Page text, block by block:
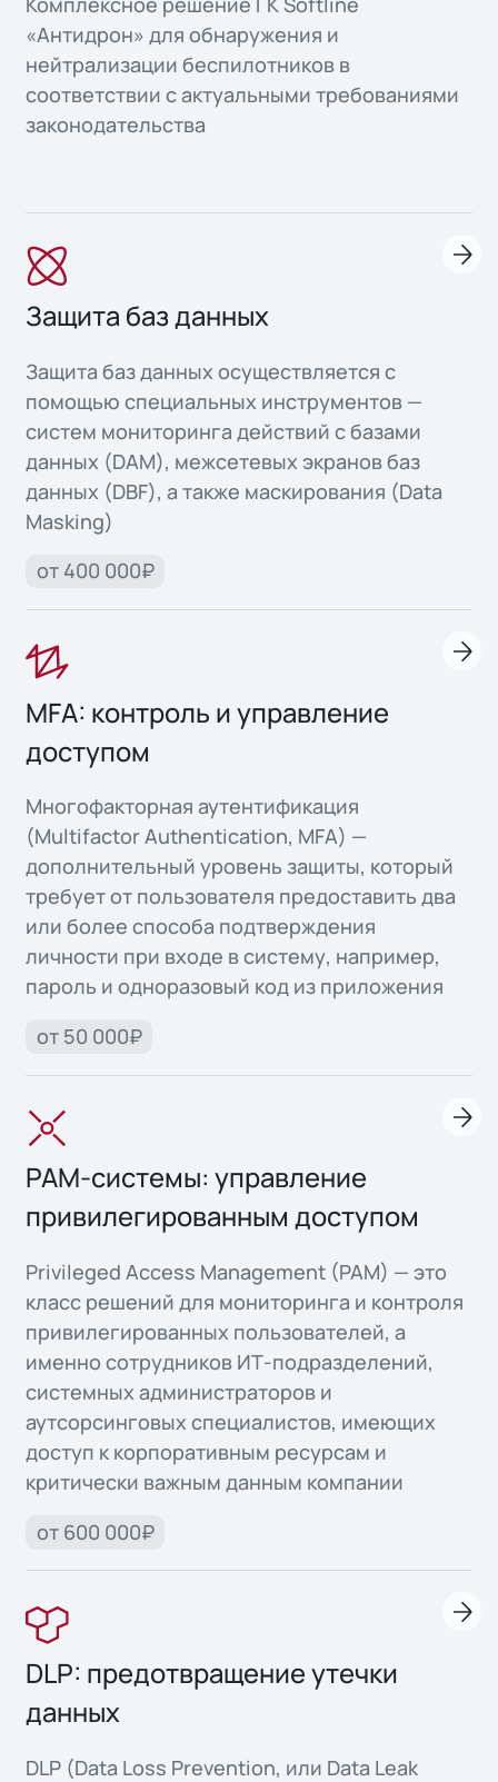
«Антидрон» для обнаружения и
нейтрализации беспилотников в
соответствии с актуальными требованиями
законодательства
Защита баз данных
Защита баз данных осуществляется с
помощью специальных инструментов —
систем мониторинга действий с базами
данных (DAM), межсетевых экранов баз
данных (DBF), а также маскирования (Data
Masking)
от 400 000₽
MFA: контроль и управление
доступом
Многофакторная аутентификация
(Multifactor Authentication, MFA) —
дополнительный уровень защиты, который
требует от пользователя предоставить два
или более способа подтверждения
личности при входе в систему, например,
пароль и одноразовый код из приложения
от 50 000₽
PAM-системы: управление
привилегированным доступом
Privileged Access Management (PAM) — это
класс решений для мониторинга и контроля
привилегированных пользователей, а
именно сотрудников ИТ-подразделений,
системных администраторов и
аутсорсинговых специалистов, имеющих
доступ к корпоративным ресурсам и
критически важным данным компании
от 600 000₽
DLP: предотвращение утечки
данных
DLP (Data Loss Prevention, или Data Leak